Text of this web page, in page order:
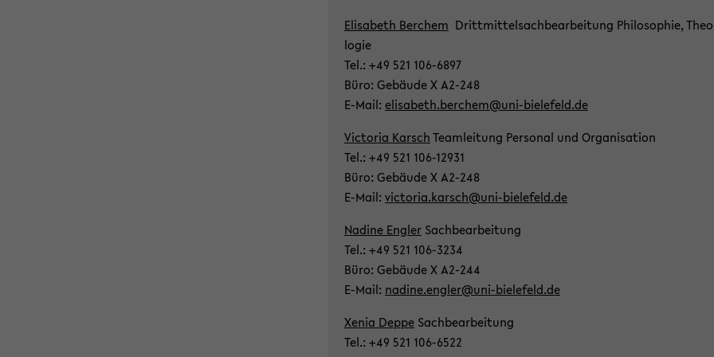
Eli­sa­beth Ber­chem Dritt­mit­tel­sach­be­ar­bei­tung Phi­lo­so­phie,
lo­gie
Tel.: +49 521 106-​6897
Büro: Ge­bäu­de X A2-​248
E-​Mail: eli­sa­beth.ber­chem@uni-​bielefeld.de
Vic­to­ria KarschTeam­lei­tung Per­so­nal und Or­ga­ni­sa­ti­on
Tel.: +49 521 106-​12931
Büro: Ge­bäu­de X A2-​248
E-​Mail: vic­to­ria.karsch@uni-​bielefeld.de
Na­di­ne Eng­ler Sach­be­ar­bei­tung
Tel.: +49 521 106-​3234
Büro: Ge­bäu­de X A2-​244
E-​Mail: na­di­ne.eng­ler@uni-​bielefeld.de
Xenia Deppe Sach­be­ar­bei­tung
Tel.: +49 521 106-​6522